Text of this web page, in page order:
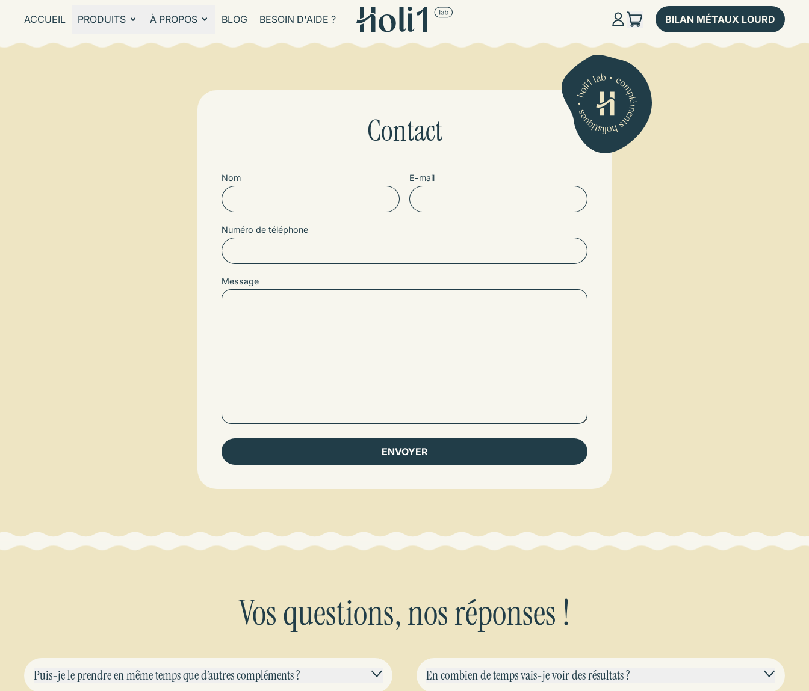
ACCUEIL PRODUITS À PROPOS BLOG BESOIN D'AIDE ? CONNEXION
PANIER
ARTICLES
BILAN MÉTAUX LOURD
Contact
Nom E-mail
Numéro de téléphone
Message
Vos questions, nos réponses !
Puis-je le prendre en même temps que d’autres compléments ? En combien de temps vais-je voir des résultats ?